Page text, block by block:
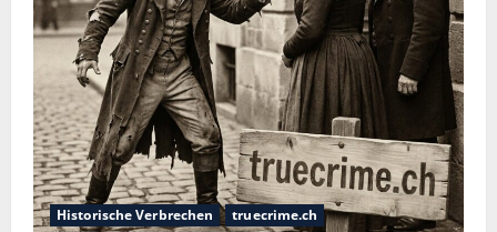
Historische Verbrechen
truecrime.ch